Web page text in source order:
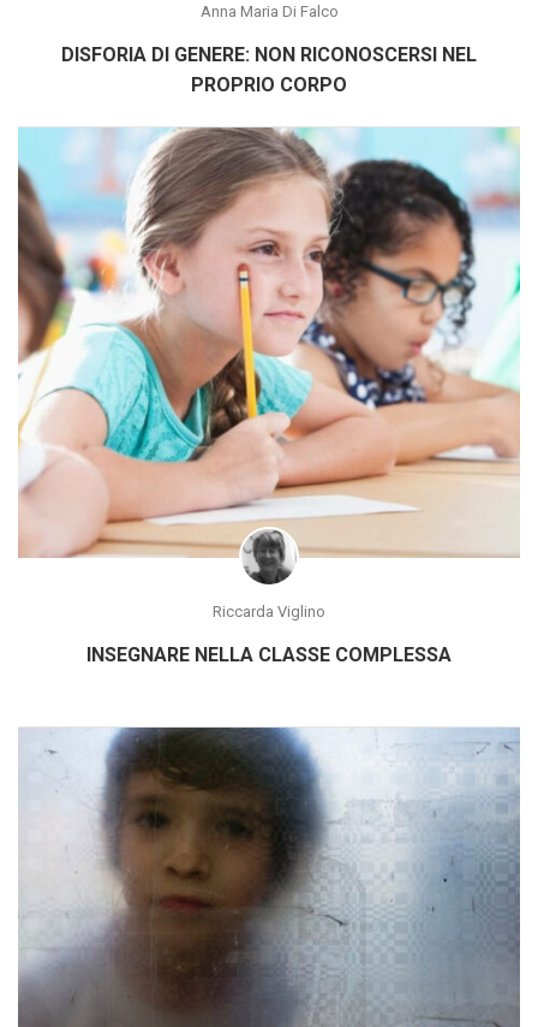
Anna Maria Di Falco
DISFORIA DI GENERE: NON RICONOSCERSI NEL
PROPRIO CORPO
Riccarda Viglino
INSEGNARE NELLA CLASSE COMPLESSA